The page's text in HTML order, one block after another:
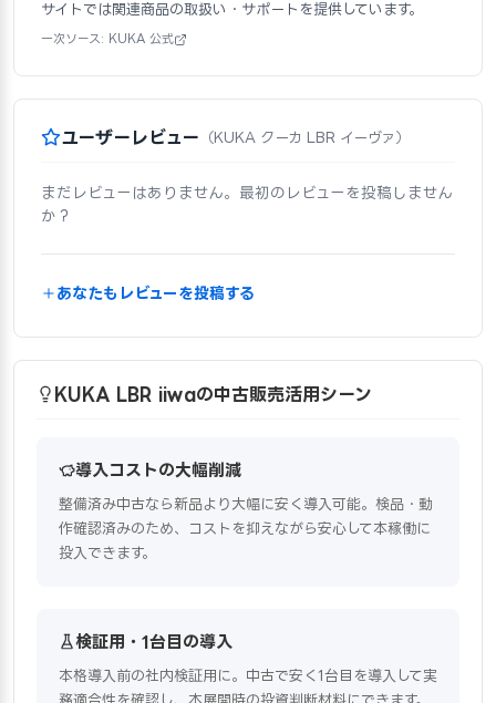
サイトでは関連商品の取扱い・サポートを提供しています。
一次ソース: KUKA 公式
ユーザーレビュー （KUKA クーカ LBR イーヴァ）
まだレビューはありません。最初のレビューを投稿しません
か？
あなたもレビューを投稿する
KUKA LBR iiwaの中古販売活用シーン
導入コストの大幅削減
整備済み中古なら新品より大幅に安く導入可能。検品・動
作確認済みのため、コストを抑えながら安心して本稼働に
投入できます。
検証用・1台目の導入
本格導入前の社内検証用に。中古で安く1台目を導入して実
務適合性を確認し、本展開時の投資判断材料にできます。